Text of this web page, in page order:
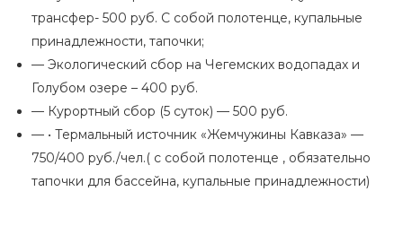
трансфер- 500 руб. С собой полотенце, купальные
принадлежности, тапочки;
— Экологический сбор на Чегемских водопадах и
Голубом озере – 400 руб.
— Курортный сбор (5 суток) — 500 руб.
— • Термальный источник «Жемчужины Кавказа» —
750/400 руб./чел.( с собой полотенце , обязательно
тапочки для бассейна, купальные принадлежности)